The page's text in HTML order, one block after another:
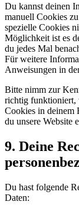
Du kannst deinen
manuell Cookies
spezielle Cookies
Möglichkeit ist es
du jedes Mal
Für weitere
Anweisungen in
Bitte nimm zur
richtig funktioniert,
Cookies in deinem
du unsere Website
9. Deine
Du hast folgende
Daten: